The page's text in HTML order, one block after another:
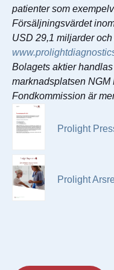
patienter som
Försäljningsvärdet
USD 29,1 miljarder
Bolagets aktier
marknadsplatsen NGM
Fondkommission är
Prolight
Prolight